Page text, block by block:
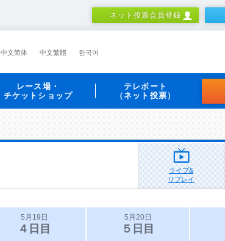
ネット投票会員登録
中文简体 中文繁體 한국어
レース場・
チケットショップ
テレボート
（ネット投票）
ライブ&
リプレイ
5月19日
４日目
5月20日
５日目